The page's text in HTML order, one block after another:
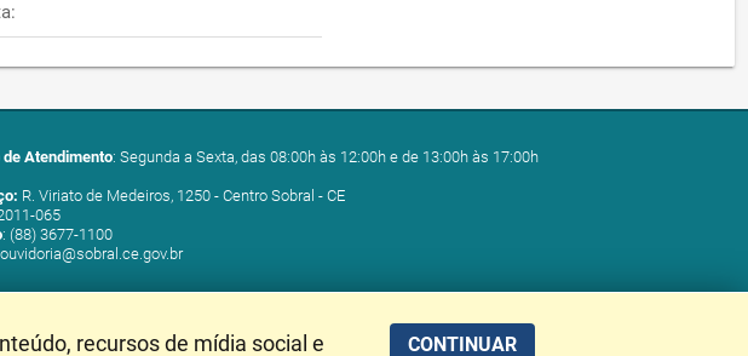
Atendimento: Segunda a Sexta, das 08:00h às 12:00h e de 13:00h às 17:00h
R. Viriato de Medeiros, 1250 - Centro Sobral - CE
065
: (88) 3677-1100
ouvidoria@sobral.ce.gov.br
recursos de mídia social e CONTINUAR